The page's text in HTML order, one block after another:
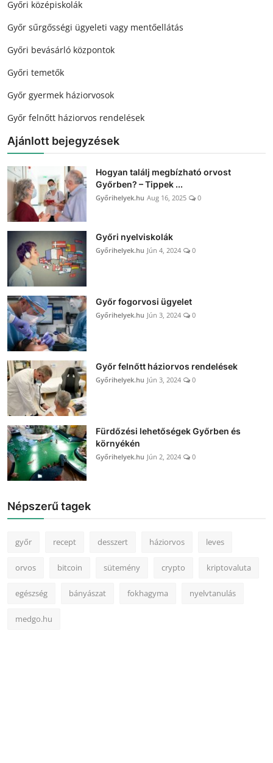
Győri középiskolák
Győr sűrgősségi ügyeleti vagy mentőellátás
Győri bevásárló központok
Győri temetők
Győr gyermek háziorvosok
Győr felnőtt háziorvos rendelések
Ajánlott bejegyzések
Hogyan találj megbízható orvost
Győrben? – Tippek ...
Győrihelyek.hu Aug 16, 2025 0
Győri nyelviskolák
Győrihelyek.hu Jún 4, 2024 0
Győr fogorvosi ügyelet
Győrihelyek.hu Jún 3, 2024 0
Győr felnőtt háziorvos rendelések
Győrihelyek.hu Jún 3, 2024 0
Fürdőzési lehetőségek Győrben és
környékén
Győrihelyek.hu Jún 2, 2024 0
Népszerű tagek
győr recept desszert háziorvos leves
orvos bitcoin sütemény crypto kriptovaluta
egészség bányászat fokhagyma nyelvtanulás
medgo.hu